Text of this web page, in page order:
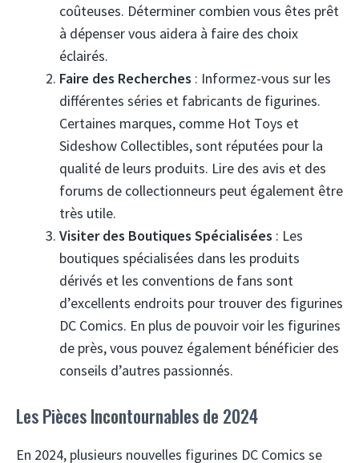
coûteuses. Déterminer combien vous êtes prêt
à dépenser vous aidera à faire des choix
éclairés.
Faire des Recherches : Informez-vous sur les
différentes séries et fabricants de figurines.
Certaines marques, comme Hot Toys et
Sideshow Collectibles, sont réputées pour la
qualité de leurs produits. Lire des avis et des
forums de collectionneurs peut également être
très utile.
Visiter des Boutiques Spécialisées : Les
boutiques spécialisées dans les produits
dérivés et les conventions de fans sont
d’excellents endroits pour trouver des figurines
DC Comics. En plus de pouvoir voir les figurines
de près, vous pouvez également bénéficier des
conseils d’autres passionnés.
Les Pièces Incontournables de 2024
En 2024, plusieurs nouvelles figurines DC Comics se